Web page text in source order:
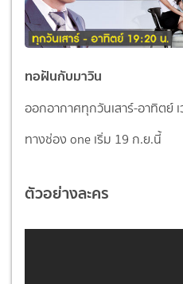
ทอฝันกับมาวิน
ออกอากาศทุกวันเสาร์-อาทิตย์
ทางช่อง one เริ่ม 19 ก.ย.นี้
ตัวอย่างละคร